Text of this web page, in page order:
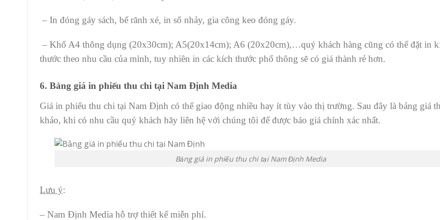
– In đóng gáy sách, bế rãnh xé, in số nhảy, gia công keo đóng gáy.
– Khổ A4 thông dụng (20x30cm); A5(20x14cm); A6 (20x20cm),…quý khách hàng cũng có thể đặt in
thước theo nhu cầu của mình, tuy nhiên in các kích thước phổ thông sẽ có giá thành rẻ hơn.
6. Bảng giá in phiếu thu chi tại Nam Định Media
Giá in phiếu thu chi tại Nam Định có thể giao động nhiều hay ít tùy vào thị trường. Sau đây là bảng giá
khảo, khi có nhu cầu quý khách hãy liên hệ với chúng tôi để được báo giá chính xác nhất.
Bảng giá in phiếu thu chi tại Nam Định Media
Lưu ý:
– Nam Định Media hỗ trợ thiết kế miễn phí.